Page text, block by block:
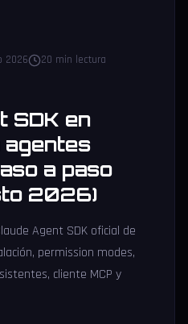
2026
20 min lectura
SDK en
agentes
a paso
2026)
Agent SDK oficial de
permission modes,
cliente MCP y